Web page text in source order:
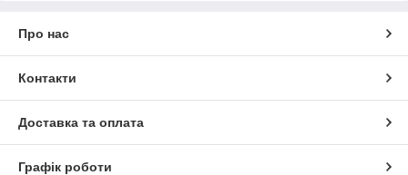
Про нас
Контакти
Доставка та оплата
Графік роботи